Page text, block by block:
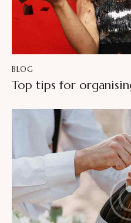
BLOG
Top tips for